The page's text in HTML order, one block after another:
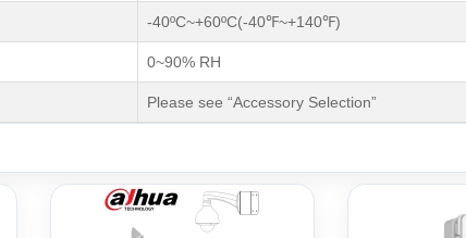
-40ºC~+60ºC(-40℉~+140℉)
0~90% RH
Please see “Accessory Selection”